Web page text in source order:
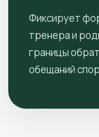
Фиксирует
тренера и
границы
обещаний